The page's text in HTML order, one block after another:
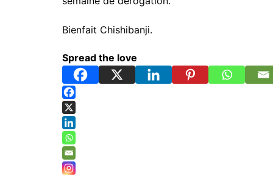
Bienfait Chishibanji.
Spread the love